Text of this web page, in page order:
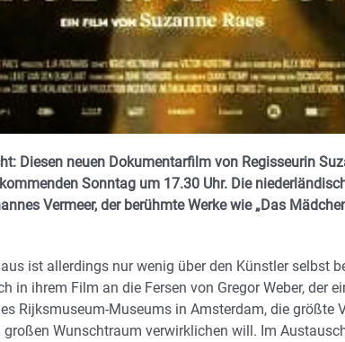
Diesen neuen Dokumentarfilm von Regisseurin
Sonntag um 17.30 Uhr. Die
Vermeer, der berühmte Werke wie „Das
ist allerdings nur wenig über den Künstler selbst
in ihrem Film an die Fersen von Gregor Weber, der
Rijksmuseum-Museums in Amsterdam, die größte
großen Wunschtraum verwirklichen will. Im